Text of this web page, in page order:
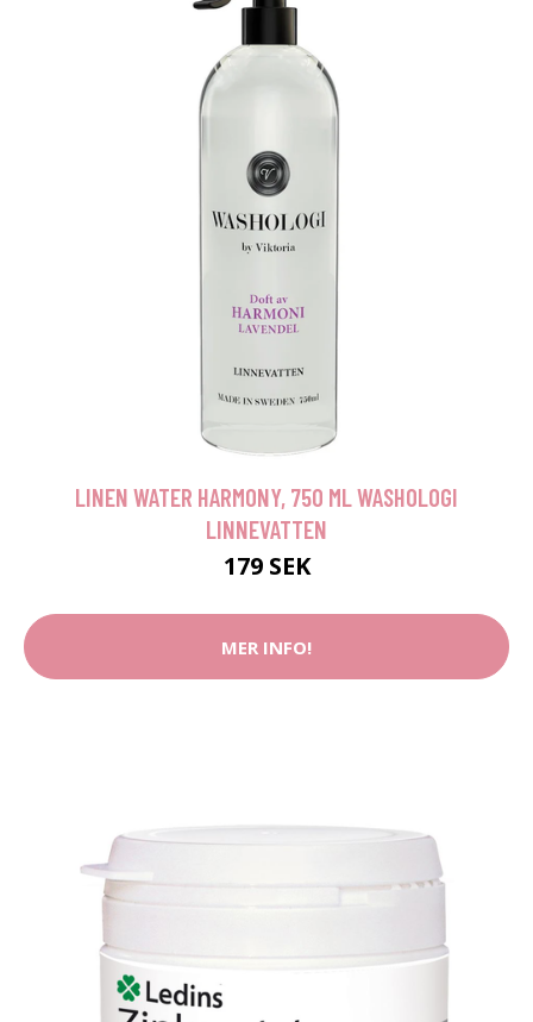
LINEN WATER HARMONY, 750 ML WASHOLOGI
LINNEVATTEN
179 SEK
MER INFO!